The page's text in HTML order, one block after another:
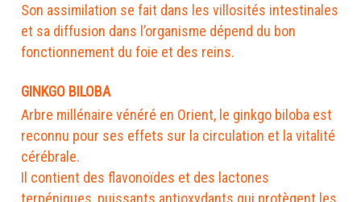
Son assimilation se fait dans les villosités intestinales
et sa diffusion dans l’organisme dépend du bon
fonctionnement du foie et des reins.
GINKGO BILOBA
Arbre millénaire vénéré en Orient, le ginkgo biloba est
reconnu pour ses effets sur la circulation et la vitalité
cérébrale.
Il contient des flavonoïdes et des lactones
terpéniques, puissants antioxydants qui protègent les